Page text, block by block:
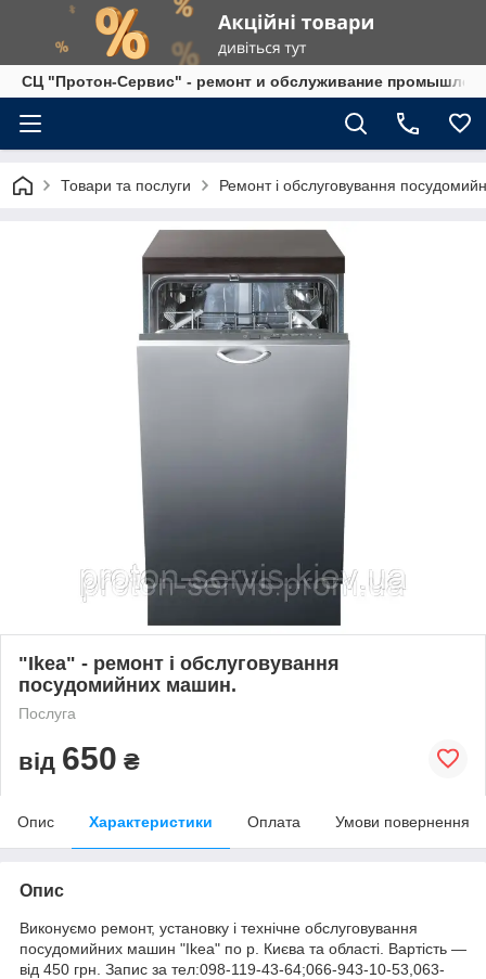
СЦ "Протон-Сервис" - ремонт и обслуживание
Товари та послуги Ремонт і обслуговування
"Ikea" - ремонт і обслуговування
посудомийних машин.
Послуга
від 650 ₴
Опис Характеристики Оплата Умови повернення
Опис
Виконуємо ремонт, установку і технічне обслуговування
посудомийних машин "Ikea" по р. Києва та області. Вартість ―
від 450 грн. Запис за тел:098-119-43-64;066-943-10-53,063-